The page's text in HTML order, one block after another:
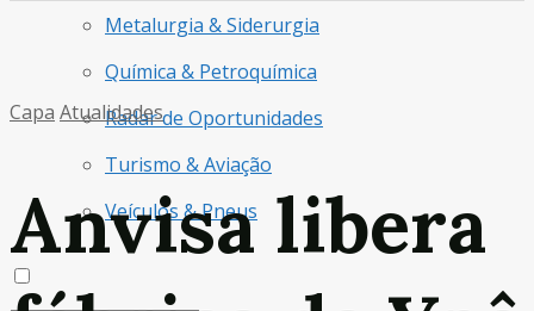
Metalurgia & Siderurgia
Química & Petroquímica
Radar de Oportunidades
Turismo & Aviação
Veículos & Pneus
Capa Atualidades
Anvisa libera